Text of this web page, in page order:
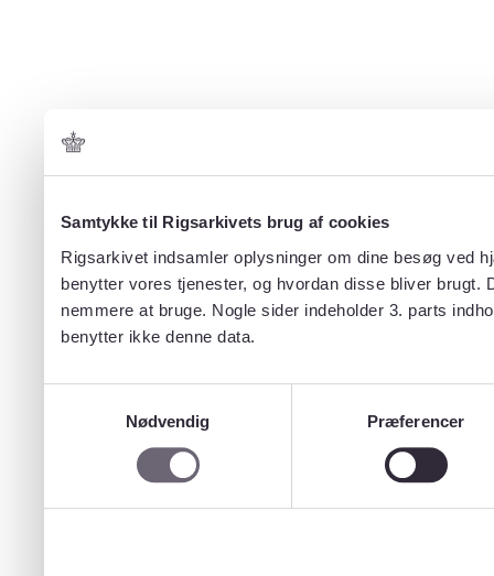
Samtykke til Rigsarkivets brug af cookies
Rigsarkivet indsamler oplysninger om dine besøg ved
benytter vores tjenester, og hvordan disse bliver
nemmere at bruge. Nogle sider indeholder 3. parts
benytter ikke denne data.
Nødvendig
Præferencer